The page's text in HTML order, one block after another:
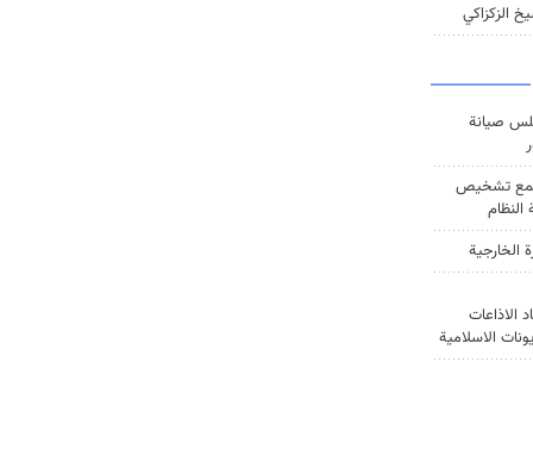
الزكزاكي
صيانة
تشخيص
الخارجية
الاذاعات
الاسلامية